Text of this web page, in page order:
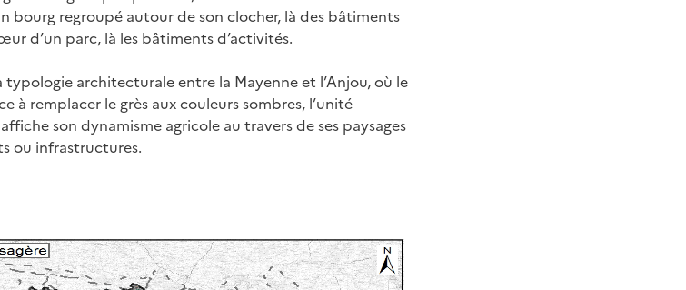
bourg regroupé autour de son clocher, là des bâtiments
d’un parc, là les bâtiments d’activités.
architecturale entre la Mayenne et l’Anjou, où le
à remplacer le grès aux couleurs sombres, l’unité
son dynamisme agricole au travers de ses paysages
ou infrastructures.